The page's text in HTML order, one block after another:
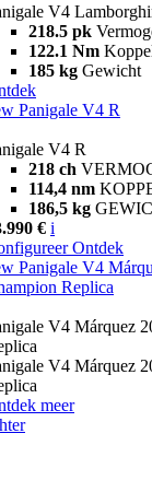
V4
218.5 pk
122.1 Nm
185 kg Gewicht
Panigale V4 R
V4 R
218 ch
114,4 nm
186,5 kg
€ i
Ontdek
Panigale V4
Replica
V4 Márquez
V4 Márquez
meer